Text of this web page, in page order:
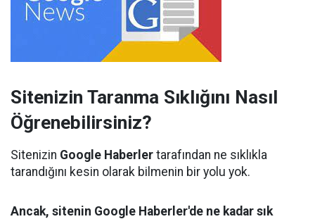
Sitenizin Taranma Sıklığını Nasıl
Öğrenebilirsiniz?
Sitenizin Google Haberler tarafından ne sıklıkla
tarandığını kesin olarak bilmenin bir yolu yok.
Ancak, sitenin Google Haberler'de ne kadar sık ​​